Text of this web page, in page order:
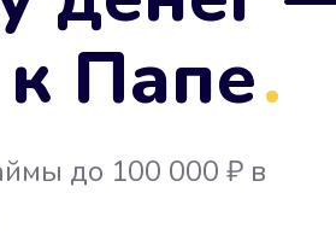
к Папе
.
до 100 000 ₽ в